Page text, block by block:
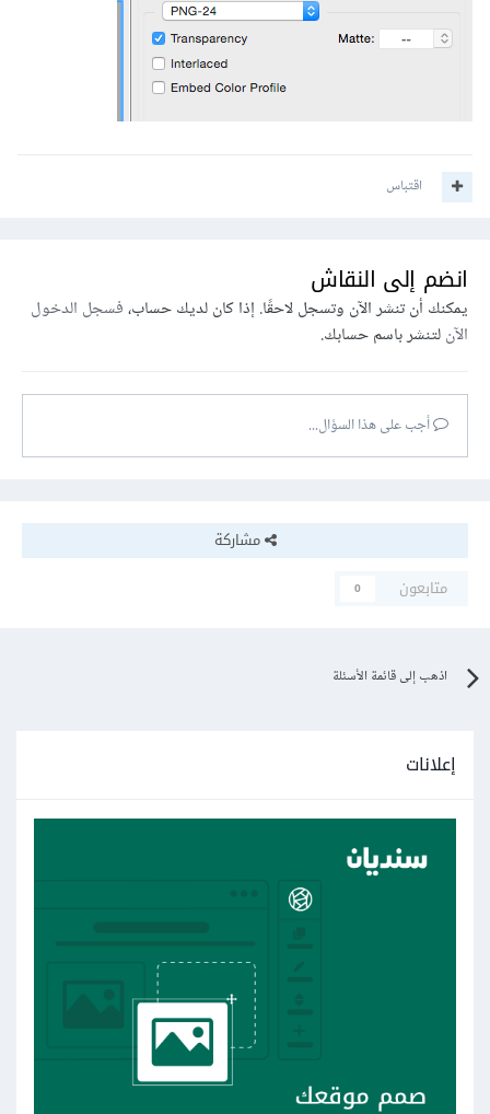
اقتباس
انضم إلى النقاش
يمكنك أن تنشر الآن وتسجل لاحقًا. إذا كان لديك حساب،فسجل الدخول
الآنلتنشر باسم حسابك.
أجب على هذا السؤال...
مشاركة
متابعون
0
اذهب إلى قائمة الأسئلة
إعلانات